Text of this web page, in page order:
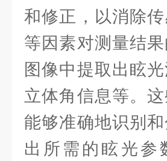
和修正，以消除
等因素对测量结
图像中提取出眩
立体角信息等。
能够准确地识别
出所需的眩光参